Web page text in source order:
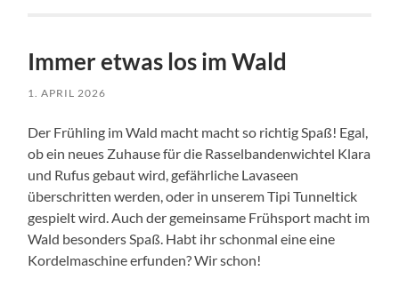
Immer etwas los im Wald
1. APRIL 2026
Der Frühling im Wald macht macht so richtig Spaß! Egal,
ob ein neues Zuhause für die Rasselbandenwichtel Klara
und Rufus gebaut wird, gefährliche Lavaseen
überschritten werden, oder in unserem Tipi Tunneltick
gespielt wird. Auch der gemeinsame Frühsport macht im
Wald besonders Spaß. Habt ihr schonmal eine eine
Kordelmaschine erfunden? Wir schon!